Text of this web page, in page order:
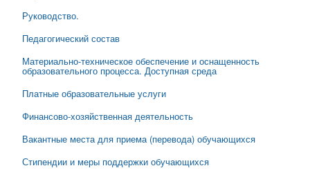
Руководство.
Педагогический состав
Материально-техническое обеспечение и оснащенность
образовательного процесса. Доступная среда
Платные образовательные услуги
Финансово-хозяйственная деятельность
Вакантные места для приема (перевода) обучающихся
Стипендии и меры поддержки обучающихся